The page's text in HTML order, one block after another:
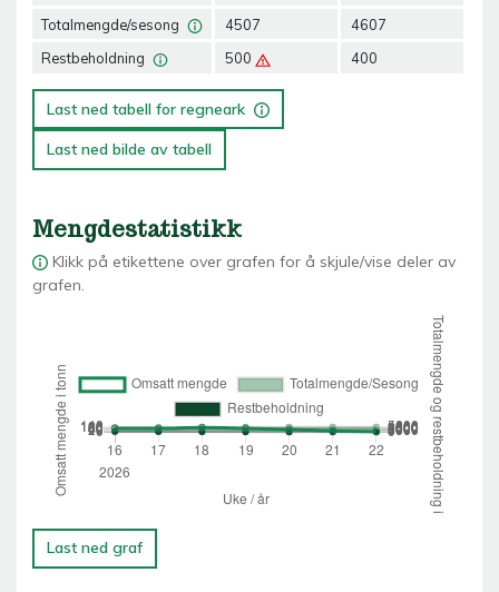
Totalmengde/sesong
Restbeholdning
4507
500
4607
400
Last ned tabell for regneark
Last ned bilde av tabell
Mengdestatistikk
Klikk på etikettene over grafen for å skjule/vise deler av
grafen.
Last ned graf